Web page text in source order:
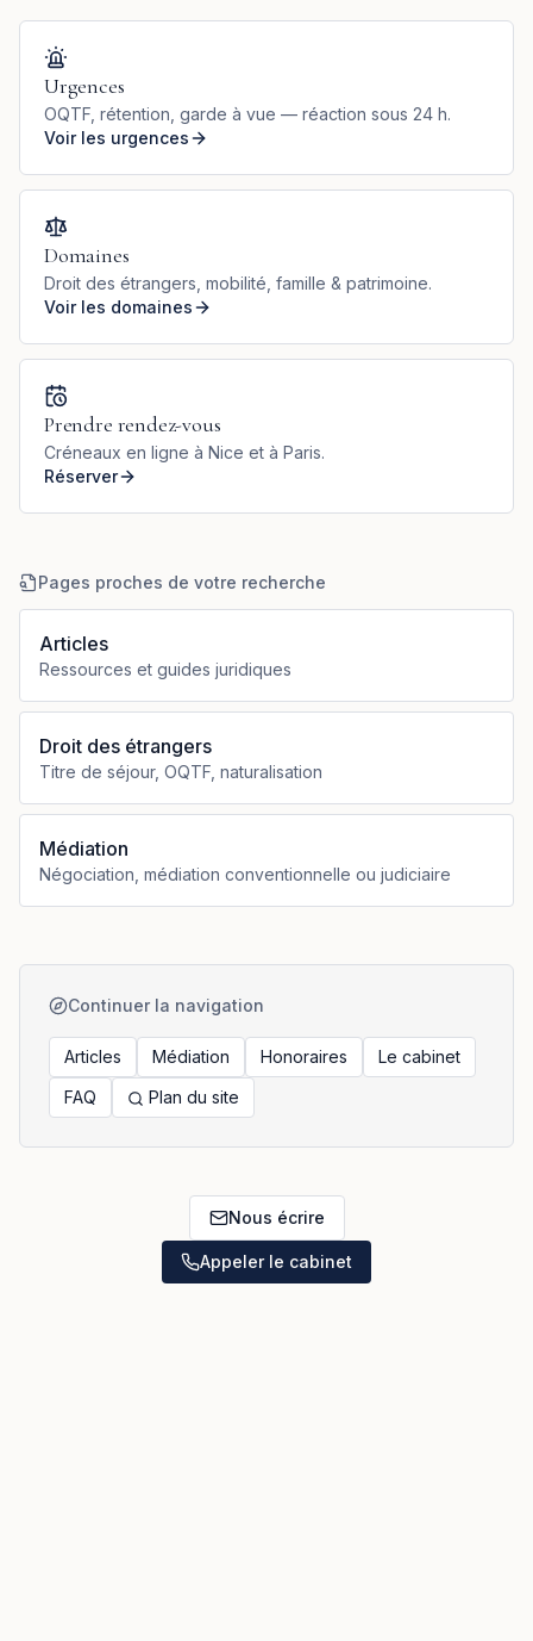
Urgences
OQTF, rétention, garde à vue — réaction sous 24 h.
Voir les urgences
Domaines
Droit des étrangers, mobilité, famille & patrimoine.
Voir les domaines
Prendre rendez-vous
Créneaux en ligne à Nice et à Paris.
Réserver
Pages proches de votre recherche
Articles
Ressources et guides juridiques
Droit des étrangers
Titre de séjour, OQTF, naturalisation
Médiation
Négociation, médiation conventionnelle ou judiciaire
Continuer la navigation
Articles Médiation Honoraires
Le cabinet
FAQ
Plan du site
Nous écrire
Appeler le cabinet